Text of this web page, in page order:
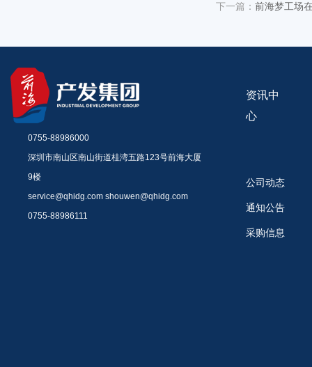
下一篇： 前海梦工场
0755-88986000
深圳市南山区南山街道桂湾五路123号前海大厦
9楼
service@qhidg.com shouwen@qhidg.com
0755-88986111
资讯中
心
公司动态
通知公告
采购信息